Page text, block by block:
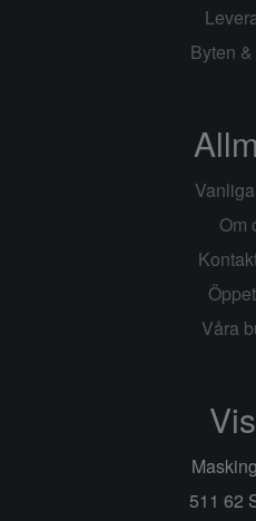
Byten
Om
Våra
511 62